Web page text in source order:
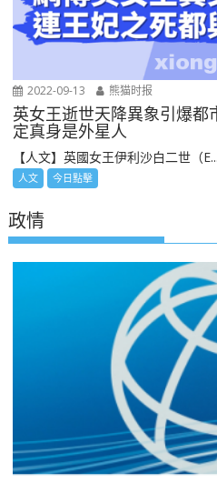
2022-09-13 熊猫时报
英女王逝世天降異象引爆
定真身是外星人
【人文】英國女王伊利沙白二世（E...
人文 今日點擊
政情